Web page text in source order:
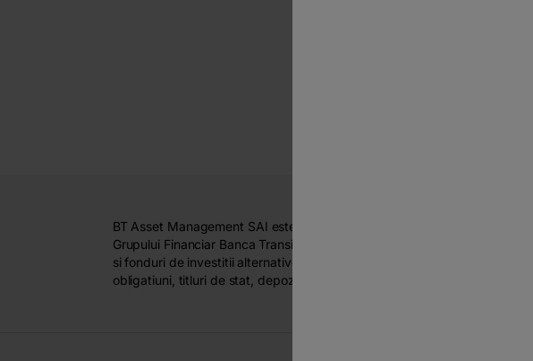
BT Asset Management SAI este o companie specializata in
Grupului Financiar Banca Transilvania. Administrarea se realizeaza
si fonduri de investitii alternative, cu plasamente intr-o plaja larga de
obligatiuni, titluri de stat, depozite etc.).